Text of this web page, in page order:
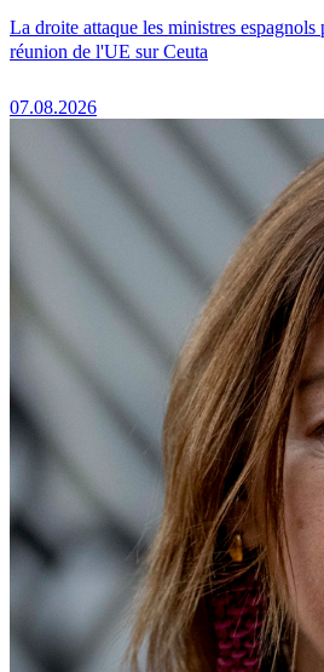
La droite attaque les ministres
réunion de l'UE sur Ceuta
07.08.2026